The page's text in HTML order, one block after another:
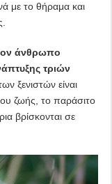
με το θήραμα και
άνθρωπο
τριών
ξενιστών είναι
ζωής, το παράσιτο
βρίσκονται σε